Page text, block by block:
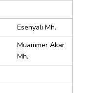
Esenyalı Mh.
Muammer Akar
Mh.